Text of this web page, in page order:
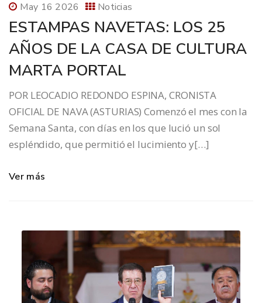
May 16 2026 Noticias
ESTAMPAS NAVETAS: LOS 25
AÑOS DE LA CASA DE CULTURA
MARTA PORTAL
POR LEOCADIO REDONDO ESPINA, CRONISTA
OFICIAL DE NAVA (ASTURIAS) Comenzó el mes con la
Semana Santa, con días en los que lució un sol
espléndido, que permitió el lucimiento y[…]
Ver más